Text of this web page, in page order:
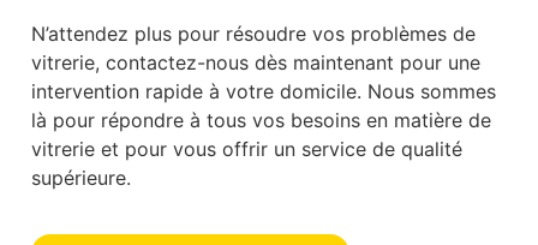
N’attendez plus pour résoudre vos problèmes de
vitrerie, contactez-nous dès maintenant pour une
intervention rapide à votre domicile. Nous sommes
là pour répondre à tous vos besoins en matière de
vitrerie et pour vous offrir un service de qualité
supérieure.